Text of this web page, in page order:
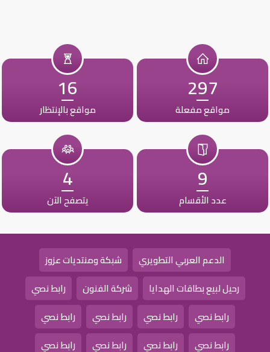
297
مواقع مفعلة
16
مواقع بالإنتظار
9
عدد الأقسام
4
يتصفح الآن
الدعم العربي التطويري
شبكة ومنتديات عزوز
رحيل لبيع بطاقات الهدايا
شركة الفنون
رابط نصي
رابط نصي
رابط نصي رابط نصي
رابط نصي
رابط نصي
رابط نصي رابط نصي رابط نصي